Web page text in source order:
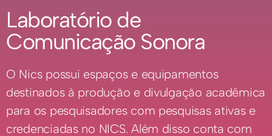
Laboratório de
Comunicação Sonora
O Nics possui espaços e equipamentos
destinados à produção e divulgação acadêmica
para os pesquisadores com pesquisas ativas e
credenciadas no NICS. Além disso conta com